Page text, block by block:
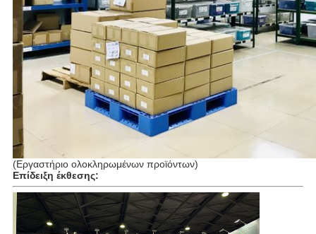
(Εργαστήριο ολοκληρωμένων προϊόντων)
Επίδειξη έκθεσης: